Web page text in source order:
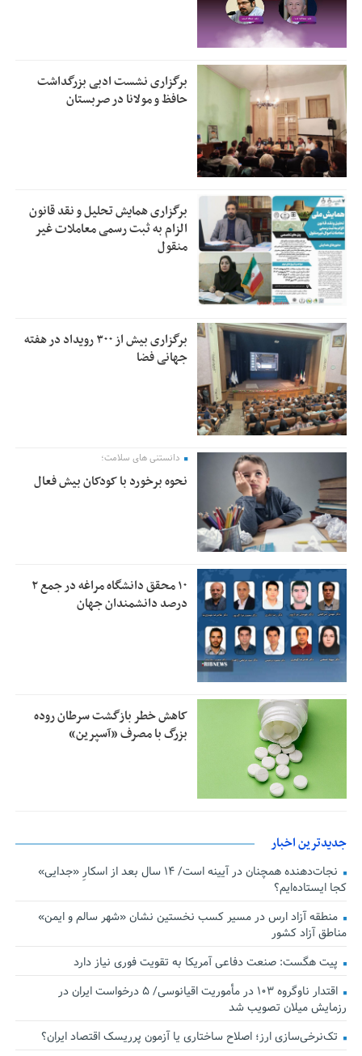
برگزاری نشست ادبی بزرگداشت
حافظ و مولانا در صربستان
برگزاری همایش تحلیل و نقد قانون
الزام به ثبت رسمی معاملات غیر
منقول
برگزاری بیش از ۳۰۰ رویداد در هفته
جهانی فضا
دانستنی های سلامت؛
نحوه برخورد با کودکان بیش فعال
۱۰ محقق دانشگاه مراغه در جمع ۲
درصد دانشمندان جهان
کاهش خطر بازگشت سرطان روده
بزرگ با مصرف «آسپرین»
جدیدترین اخبار
نجات‌دهنده‌ همچنان در آیینه است/ ۱۴ سال بعد از اسکارِ «جدایی»
کجا ایستاده‌ایم؟
منطقه آزاد ارس در مسیر کسب نخستین نشان «شهر سالم و ایمن»
مناطق آزاد کشور
پیت هگست: صنعت دفاعی آمریکا به تقویت فوری نیاز دارد
اقتدار ناوگروه ۱۰۳ در مأموریت‌ اقیانوسی/ ۵ درخواست ایران در
رزمایش میلان تصویب شد
تک‌نرخی‌سازی ارز؛ اصلاح ساختاری یا آزمون پرریسک اقتصاد ایران؟